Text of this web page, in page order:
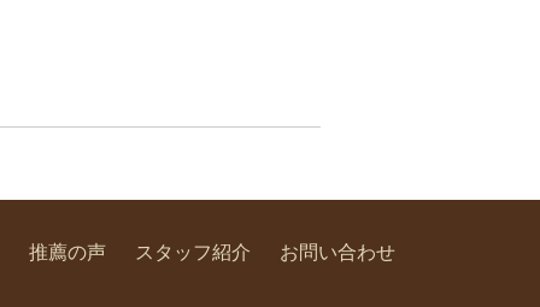
推薦の声 スタッフ紹介 お問い合わせ